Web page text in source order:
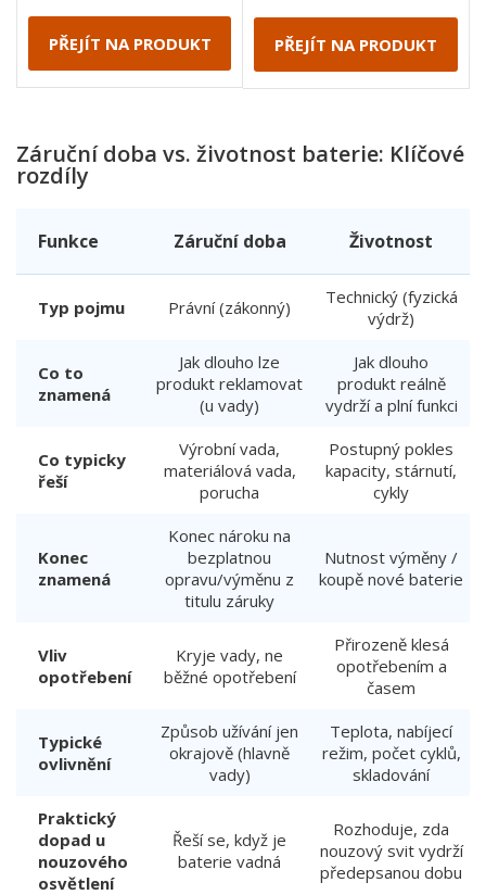
PŘEJÍT NA PRODUKT PŘEJÍT NA PRODUKT
Záruční doba vs. životnost baterie: Klíčové
rozdíly
Funkce Záruční doba Životnost
Typ pojmu Právní (zákonný)
Technický (fyzická
výdrž)
Co to
znamená
Jak dlouho lze
produkt reklamovat
(u vady)
Jak dlouho
produkt reálně
vydrží a plní funkci
Co typicky
řeší
Výrobní vada,
materiálová vada,
porucha
Postupný pokles
kapacity, stárnutí,
cykly
Konec
znamená
Konec nároku na
bezplatnou
opravu/výměnu z
titulu záruky
Nutnost výměny /
koupě nové baterie
Vliv
opotřebení
Kryje vady, ne
běžné opotřebení
Přirozeně klesá
opotřebením a
časem
Typické
ovlivnění
Způsob užívání jen
okrajově (hlavně
vady)
Teplota, nabíjecí
režim, počet cyklů,
skladování
Praktický
dopad u
nouzového
osvětlení
Řeší se, když je
baterie vadná
Rozhoduje, zda
nouzový svit vydrží
předepsanou dobu